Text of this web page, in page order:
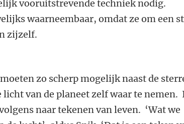
vooruitstrevende techniek nodig.
waarneembaar, omdat ze om een
zijzelf.
zo scherp mogelijk naast de
van de planeet zelf waar te nemen.
naar tekenen van leven. ‘Wat we